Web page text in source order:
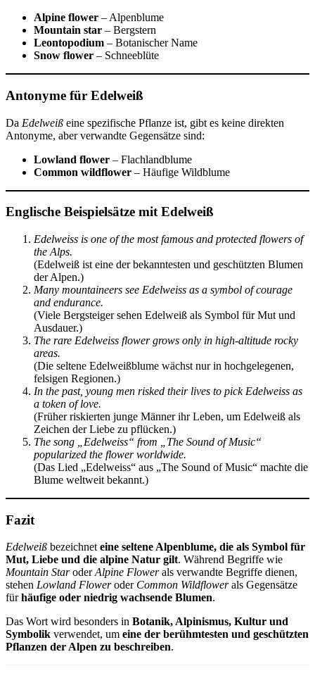
Alpine flower – Alpenblume
Mountain star – Bergstern
Leontopodium – Botanischer Name
Snow flower – Schneeblüte
Antonyme für Edelweiß
Da Edelweiß eine spezifische Pflanze ist, gibt es keine direkten
Antonyme, aber verwandte Gegensätze sind:
Lowland flower – Flachlandblume
Common wildflower – Häufige Wildblume
Englische Beispielsätze mit Edelweiß
Edelweiss is one of the most famous and protected flowers of
the Alps.
(Edelweiß ist eine der bekanntesten und geschützten Blumen
der Alpen.)
Many mountaineers see Edelweiss as a symbol of courage
and endurance.
(Viele Bergsteiger sehen Edelweiß als Symbol für Mut und
Ausdauer.)
The rare Edelweiss flower grows only in high-altitude rocky
areas.
(Die seltene Edelweißblume wächst nur in hochgelegenen,
felsigen Regionen.)
In the past, young men risked their lives to pick Edelweiss as
a token of love.
(Früher riskierten junge Männer ihr Leben, um Edelweiß als
Zeichen der Liebe zu pflücken.)
The song „Edelweiss“ from „The Sound of Music“
popularized the flower worldwide.
(Das Lied „Edelweiss“ aus „The Sound of Music“ machte die
Blume weltweit bekannt.)
Fazit
Edelweiß bezeichneteine seltene Alpenblume, die als Symbol für
Mut, Liebe und die alpine Natur gilt. Während Begriffe wie
Mountain StaroderAlpine Flowerals verwandte Begriffe dienen,
stehen Lowland Floweroder Common Wildflowerals Gegensätze
fürhäufige oder niedrig wachsende Blumen.
Das Wort wird besonders in Botanik, Alpinismus, Kultur und
Symbolik verwendet, um eine der berühmtesten und geschützten
Pflanzen der Alpen zu beschreiben.